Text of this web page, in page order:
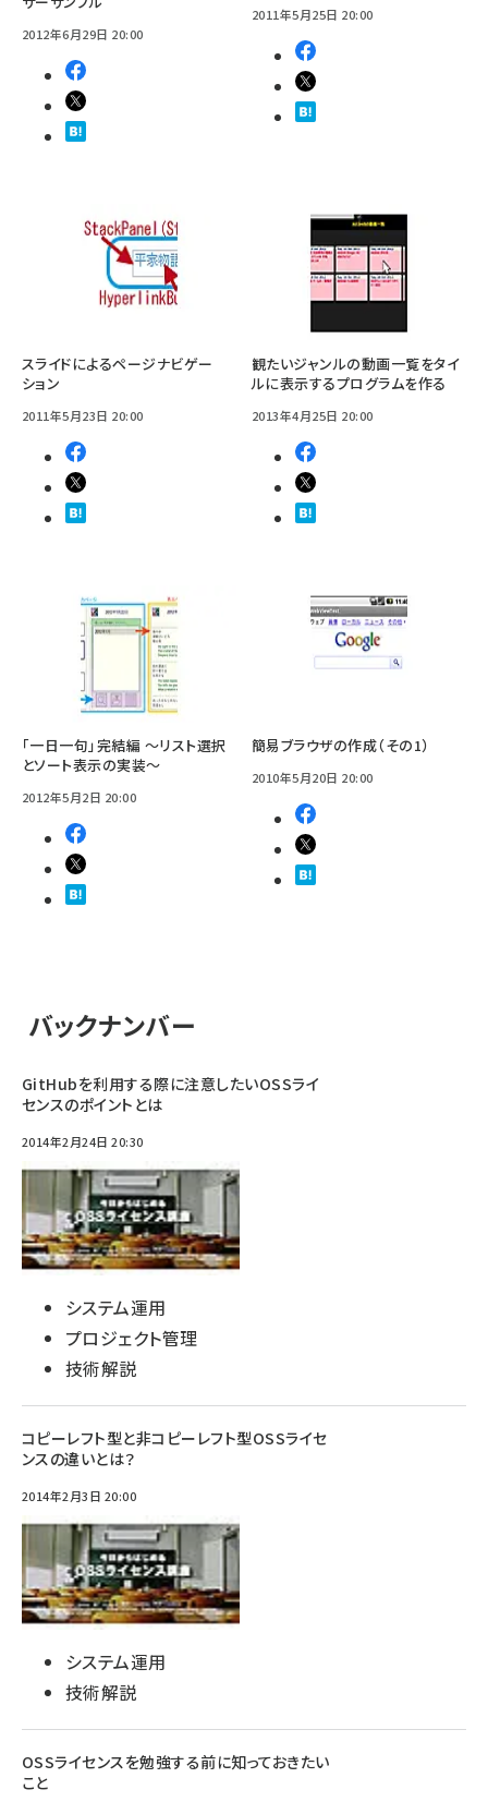
2012年6月29日 20:00
2011年5月25日 20:00
スライドによるページナビゲー
ション
2011年5月23日 20:00
観たいジャンルの動画一覧をタイ
ルに表示するプログラムを作る
2013年4月25日 20:00
「一日一句」完結編 〜リスト選択
とソート表示の実装〜
2012年5月2日 20:00
簡易ブラウザの作成（その1）
2010年5月20日 20:00
バックナンバー
GitHubを利用する際に注意したいOSSライ
センスのポイントとは
2014年2月24日 20:30
システム運用
プロジェクト管理
技術解説
コピーレフト型と非コピーレフト型OSSライセ
ンスの違いとは？
2014年2月3日 20:00
システム運用
技術解説
OSSライセンスを勉強する前に知っておきたい
こと